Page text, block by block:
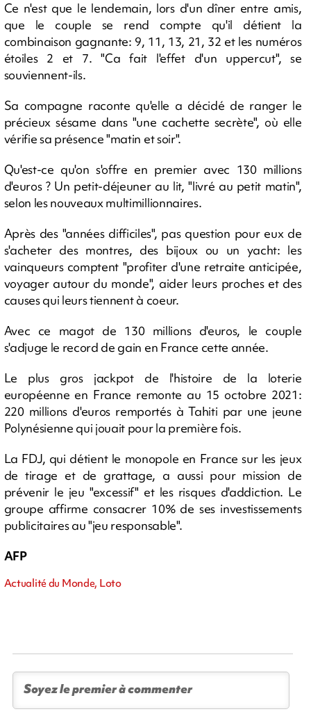
Ce n'est que le lendemain, lors d'un dîner entre amis,
que le couple se rend compte qu'il détient la
combinaison gagnante: 9, 11, 13, 21, 32 et les numéros
étoiles 2 et 7. "Ca fait l'effet d'un uppercut", se
souviennent-ils.
Sa compagne raconte qu'elle a décidé de ranger le
précieux sésame dans "une cachette secrète", où elle
vérifie sa présence "matin et soir".
Qu'est-ce qu'on s'offre en premier avec 130 millions
d'euros ? Un petit-déjeuner au lit, "livré au petit matin",
selon les nouveaux multimillionnaires.
Après des "années difficiles", pas question pour eux de
s'acheter des montres, des bijoux ou un yacht: les
vainqueurs comptent "profiter d'une retraite anticipée,
voyager autour du monde", aider leurs proches et des
causes qui leurs tiennent à coeur.
Avec ce magot de 130 millions d'euros, le couple
s'adjuge le record de gain en France cette année.
Le plus gros jackpot de l'histoire de la loterie
européenne en France remonte au 15 octobre 2021:
220 millions d'euros remportés à Tahiti par une jeune
Polynésienne qui jouait pour la première fois.
La FDJ, qui détient le monopole en France sur les jeux
de tirage et de grattage, a aussi pour mission de
prévenir le jeu "excessif" et les risques d'addiction. Le
groupe affirme consacrer 10% de ses investissements
publicitaires au "jeu responsable".
AFP
Actualité du Monde, Loto